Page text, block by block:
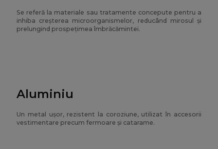
Se referă la materiale sau tratamente concepute pentru a
inhiba creșterea microorganismelor, reducând mirosul și
prelungind prospețimea îmbrăcămintei.
Aluminiu
Un metal ușor, rezistent la coroziune, utilizat în accesorii
vestimentare precum fermoare și catarame.